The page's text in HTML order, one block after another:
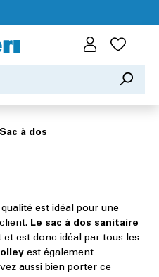
Sac à dos
est idéal pour une
Le sac à dos sanitaire
est donc idéal par tous les
est également
aussi bien porter ce